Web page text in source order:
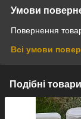
Умови
Повернення
Всі умови
Подібні